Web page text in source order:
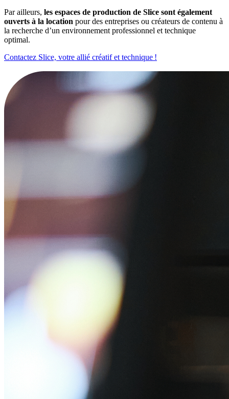
Par ailleurs, les espaces de production de Slice sont également
ouverts à la location pour des entreprises ou créateurs de contenu à
la recherche d’un environnement professionnel et technique
optimal.
Contactez Slice, votre allié créatif et technique !